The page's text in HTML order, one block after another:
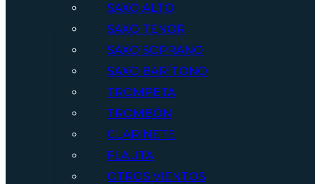
SAXO ALTO
SAXO TENOR
SAXO SOPRANO
SAXO BARÍTONO
TROMPETA
TROMBÓN
CLARINETE
FLAUTA
OTROS VIENTOS